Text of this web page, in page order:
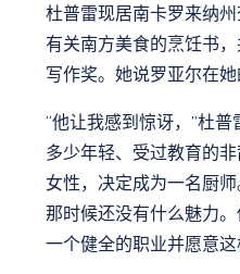
杜普雷现居南卡罗来纳
有关南方美食的烹饪书
写作奖。她说罗亚尔在她
“他让我感到惊讶，”杜
多少年轻、受过教育的
女性，决定成为一名厨师
那时候还没有什么魅力
一个健全的职业并愿意这